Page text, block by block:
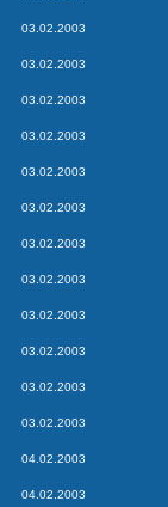
03.02.2003
03.02.2003
03.02.2003
03.02.2003
03.02.2003
03.02.2003
03.02.2003
03.02.2003
03.02.2003
03.02.2003
03.02.2003
03.02.2003
04.02.2003
04.02.2003